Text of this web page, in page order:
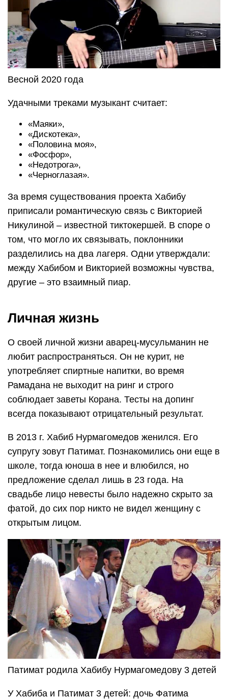
Весной 2020 года
Удачными треками музыкант считает:
«Маяки»,
«Дискотека»,
«Половина моя»,
«Фосфор»,
«Недотрога»,
«Черноглазая».
За время существования проекта Хабибу
приписали романтическую связь с Викторией
Никулиной – известной тиктокершей. В споре о
том, что могло их связывать, поклонники
разделились на два лагеря. Одни утверждали:
между Хабибом и Викторией возможны чувства,
другие – это взаимный пиар.
Личная жизнь
О своей личной жизни аварец-мусульманин не
любит распространяться. Он не курит, не
употребляет спиртные напитки, во время
Рамадана не выходит на ринг и строго
соблюдает заветы Корана. Тесты на допинг
всегда показывают отрицательный результат.
В 2013 г. Хабиб Нурмагомедов женился. Его
супругу зовут Патимат. Познакомились они еще в
школе, тогда юноша в нее и влюбился, но
предложение сделал лишь в 23 года. На
свадьбе лицо невесты было надежно скрыто за
фатой, до сих пор никто не видел женщину с
открытым лицом.
Патимат родила Хабибу Нурмагомедову 3 детей
У Хабиба и Патимат 3 детей: дочь Фатима